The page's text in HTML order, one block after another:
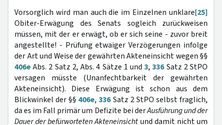
Vorsorglich wird man auch die im Einzelnen unklare[25]
Obiter-Erwägung des Senats sogleich zurückweisen
müssen, mit der er erwägt, ob er sich seine - zuvor breit
angestellte! - Prüfung etwaiger Verzögerungen infolge
der Art und Weise der gewährten Akteneinsicht wegen §§
406eAbs. 2 Satz 2, Abs. 4 Sätze 1 und3,336Satz 2 StPO
versagen müsste (Unanfechtbarkeit der gewährten
Akteneinsicht). Diese Erwägung ist schon aus dem
Blickwinkel der §§406e,336Satz 2 StPO selbst fraglich,
da es im Fall primär um Defizite bei derAusführung und der
Dauer der befürworteten Akteneinsichtund damit nicht um